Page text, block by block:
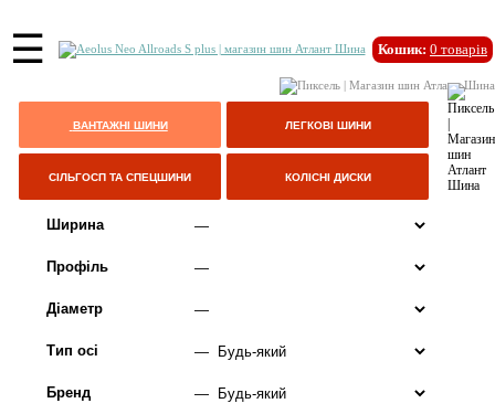
☰ Кошик: 0 товарів
ВАНТАЖНІ ШИНИ ЛЕГКОВІ ШИНИ
СІЛЬГОСП ТА СПЕЦШИНИ КОЛІСНІ ДИСКИ
Ширина
Профіль
Діаметр
Тип осі
Бренд